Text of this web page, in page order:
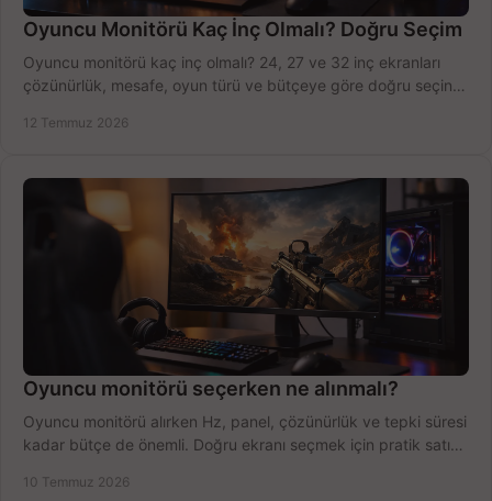
Oyuncu Monitörü Kaç İnç Olmalı? Doğru Seçim
Oyuncu monitörü kaç inç olmalı? 24, 27 ve 32 inç ekranları
çözünürlük, mesafe, oyun türü ve bütçeye göre doğru seçin,
12 Temmuz 2026
Oyuncu monitörü seçerken ne alınmalı?
Oyuncu monitörü alırken Hz, panel, çözünürlük ve tepki süresi
kadar bütçe de önemli. Doğru ekranı seçmek için pratik satın
10 Temmuz 2026